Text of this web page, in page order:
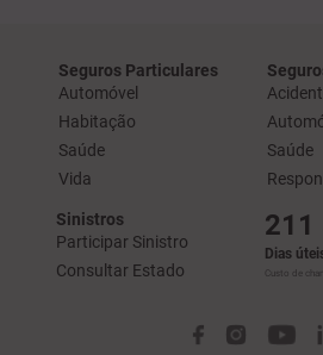
Seguros Particulares
Automóvel
Habitação
Saúde
Vida
Saúde
Sinistros
Participar Sinistro
Consultar Estado
211
Dias
Custo de